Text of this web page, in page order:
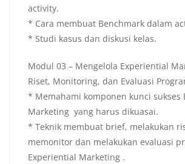
activity.
* Cara membuat Benchmark dalam
* Studi kasus dan diskusi kelas.
Modul 03 – Mengelola Experiential
Riset, Monitoring, dan Evaluasi
* Memahami komponen kunci sukses
Marketing yang harus dikuasai.
* Teknik membuat brief, melakukan
memonitor dan melakukan evaluasi
Experiential Marketing .